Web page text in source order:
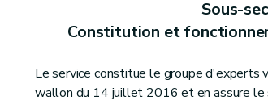
Sous-
Constitution et
Le service constitue le groupe d'experts
wallon du 14 juillet 2016 et en assure le